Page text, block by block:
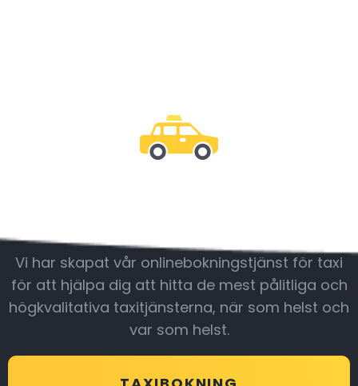
Vi har skapat vår onlinebokningstjänst för taxi
för att hjälpa dig att hitta de mest pålitliga och
högkvalitativa taxitjänsterna, när som helst och
var som helst.